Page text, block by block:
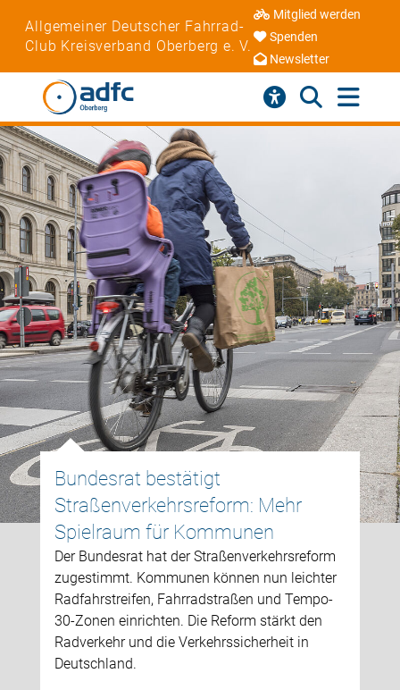
Allgemeiner Deutscher Fahrrad-
Club Kreisverband Oberberg e. V.
Mitglied werden
Spenden
Newsletter
Bundesrat bestätigt
Straßenverkehrsreform: Mehr
Spielraum für Kommunen
Der Bundesrat hat der Straßenverkehrsreform
zugestimmt. Kommunen können nun leichter
Radfahrstreifen, Fahrradstraßen und Tempo-
30-Zonen einrichten. Die Reform stärkt den
Radverkehr und die Verkehrssicherheit in
Deutschland.